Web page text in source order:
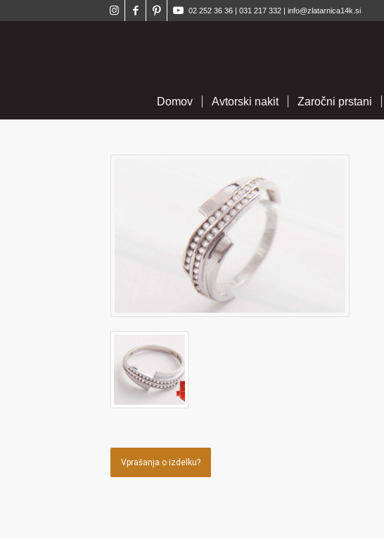
02 252 36 36 | 031 217 332 | info@zlatarnica14k.si
Domov Avtorski nakit Zaročni prstani
Vprašanja o izdelku?